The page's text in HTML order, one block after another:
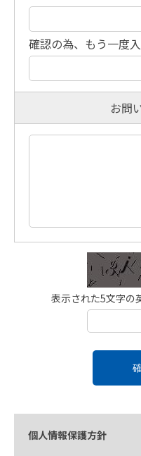
確認の為、もう一度
お問
表示された5文字の
個人情報保護方針